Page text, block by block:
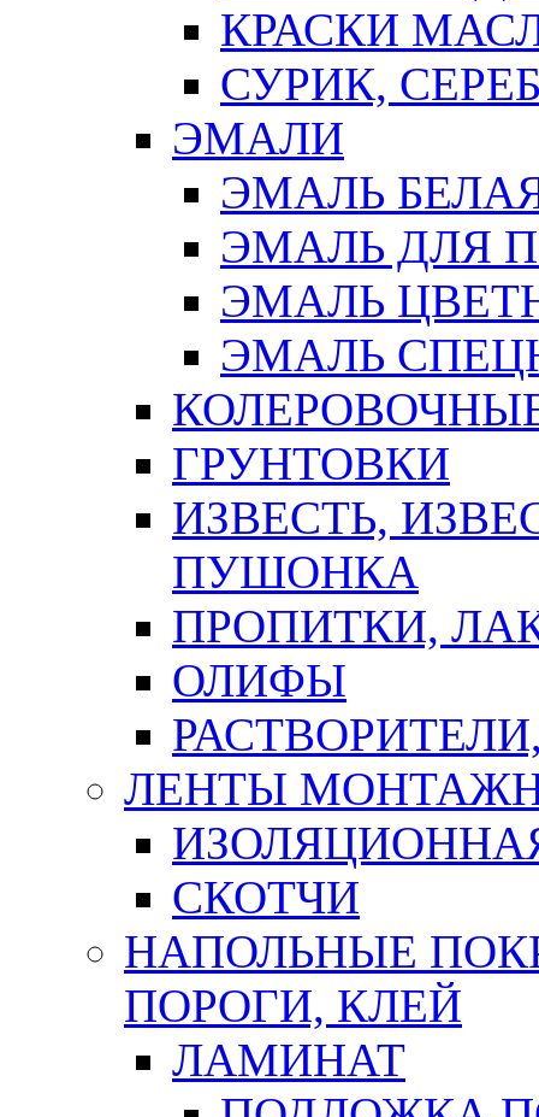
КРАСКИ
СУРИК,
ЭМАЛИ
ЭМАЛЬ
ЭМАЛЬ ДЛЯ
ЭМАЛЬ
ЭМАЛЬ
ГРУНТОВКИ
ИЗВЕСТЬ,
ПУШОНКА
ПРОПИТКИ,
ОЛИФЫ
ЛЕНТЫ
СКОТЧИ
НАПОЛЬНЫЕ
ПОРОГИ, КЛЕЙ
ЛАМИНАТ